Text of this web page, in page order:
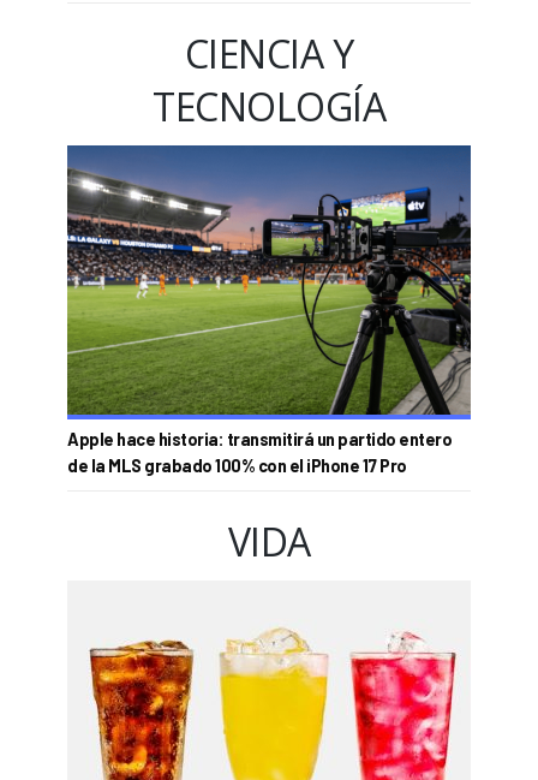
CIENCIA Y
TECNOLOGÍA
Apple hace historia: transmitirá un partido entero
de la MLS grabado 100% con el iPhone 17 Pro
VIDA